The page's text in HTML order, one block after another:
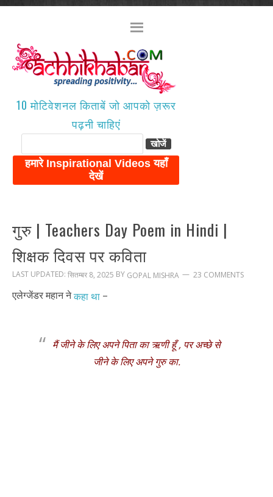
10 मोटिवेशनल किताबें जो आपको ज़रूर
पढ़नी चाहिएं
गुरु | Teachers Day Poem in Hindi |
शिक्षक दिवस पर कविता
LAST UPDATED: सितम्बर 8, 2025 BY GOPAL MISHRA 23 COMMENTS
एलेग्जेंडर महान नेकहा था –
मैं जीने के लिए अपने पिता का ऋणी हूँ , पर अच्छे से
जीने के लिए अपने गुरु का.